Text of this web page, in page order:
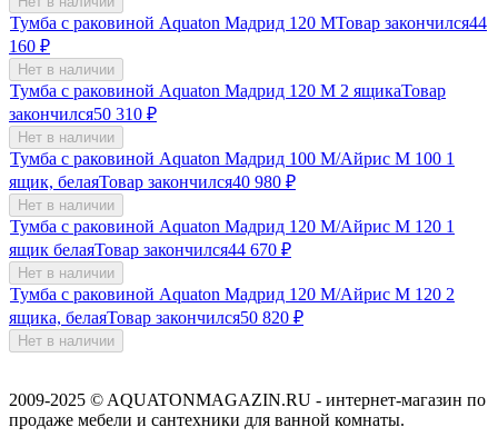
Тумба с раковиной Aquaton Мадрид 120 MТовар закончился44
160 ₽
Нет в наличии
Тумба с раковиной Aquaton Мадрид 120 М 2 ящикаТовар
закончился50 310 ₽
Нет в наличии
Тумба с раковиной Aquaton Мадрид 100 М/Айрис M 100 1
ящик, белаяТовар закончился40 980 ₽
Нет в наличии
Тумба с раковиной Aquaton Мадрид 120 M/Айрис M 120 1
ящик белаяТовар закончился44 670 ₽
Нет в наличии
Тумба с раковиной Aquaton Мадрид 120 М/Айрис M 120 2
ящика, белаяТовар закончился50 820 ₽
Нет в наличии
2009-2025 © AQUATONMAGAZIN.RU - интернет-магазин по
продаже мебели и сантехники для ванной комнаты.